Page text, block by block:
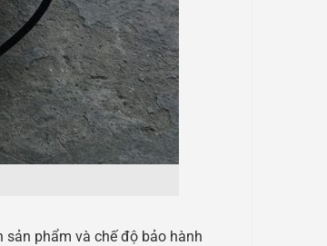
phẩm và chế độ bảo hành